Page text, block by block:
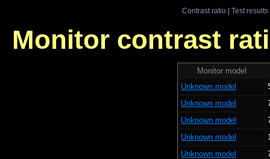
Contrast ratio| Test results
Monitor contrast
Monitor model
Unknown model
Unknown model
Unknown model
Unknown model
Unknown model